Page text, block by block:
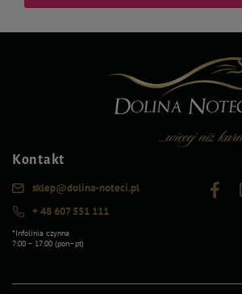
Kontakt
sklep@dolina-noteci.pl
+ 48 607 551 111
*Infolinia czynna
7:00 – 17:00 (pon–pt)